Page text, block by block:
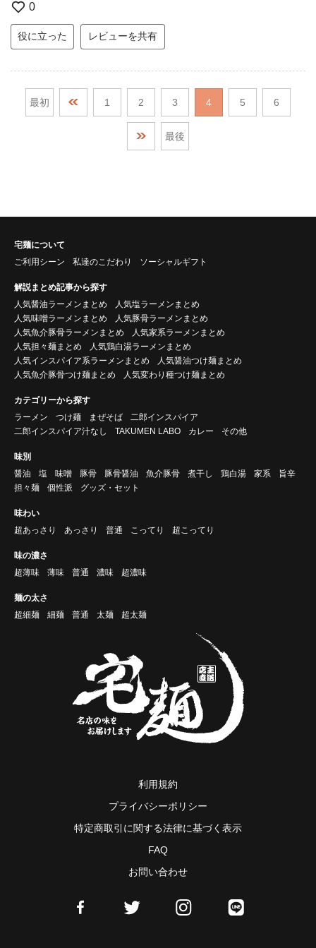
0
役に立った レビューを共有
最初 1 2 3 4 5 6
最後
宅麺について
ご利用シーン
私達のこだわり ソーシャルギフト
解説まとめ記事から探す
人気醤油ラーメンまとめ
人気塩ラーメンまとめ
人気味噌ラーメンまとめ
人気豚骨ラーメンまとめ
人気魚介豚骨ラーメンまとめ
人気家系ラーメンまとめ
人気担々麺まとめ
人気鶏白湯ラーメンまとめ
人気インスパイア系ラーメンまとめ
人気醤油つけ麺まとめ
人気魚介豚骨つけ麺まとめ
人気変わり種つけ麺まとめ
カテゴリーから探す
ラーメン
つけ麺 まぜそば
二郎インスパイア
二郎インスパイア汁なし
TAKUMEN LABO カレー その他
味別
醤油
塩 味噌 豚骨 豚骨醤油 魚介豚骨 煮干し 鶏白湯 家系
旨辛
担々麺
個性派 グッズ・セット
味わい
超あっさり
あっさり 普通 こってり 超こってり
味の濃さ
超薄味
薄味 普通 濃味 超濃味
麺の太さ
超細麺
細麺 普通 太麺 超太麺
利用規約
プライバシーポリシー
特定商取引に関する法律に基づく表示
FAQ
お問い合わせ